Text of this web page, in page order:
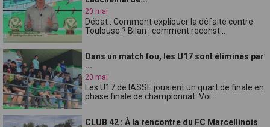
20 mai
Débat : Comment expliquer la défaite contre
Toulouse ? Bilan : comment reconst...
Dans un match fou, les U17 sont éliminés par
...
20 mai
Les U17 de lASSE jouaient un quart de finale en
phase finale de championnat. Voi...
CLUB 42 : À la rencontre du FC Marcellinois